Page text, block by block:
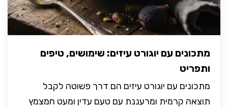
מתכונים עם יוגורט עיזים: שימושים, טיפים
ותפריט
מתכונים עם יוגורט עיזים הם דרך פשוטה לקבל
תוצאה קרמית ומרעננת עם טעם עדין ומעט חמצמץ